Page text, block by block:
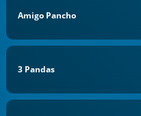
Amigo Pancho
3 Pandas